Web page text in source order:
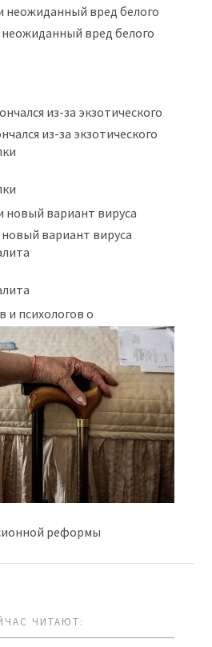
неожиданный вред белого
из-за экзотического
новый вариант вируса
и психологов о
реформы
ЧИТАЮТ: